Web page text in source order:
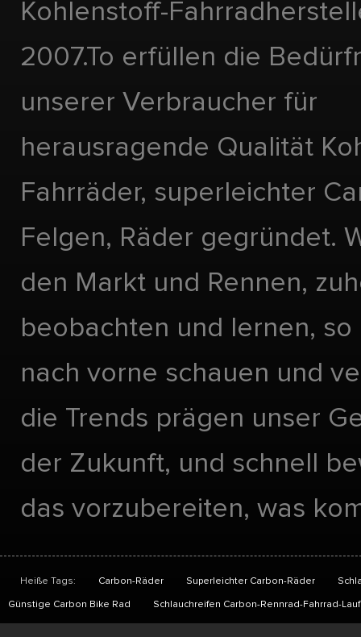
Kohlenstoff-
2007.To erfüllen die
unserer Verbraucher für
herausragende Qualität
Fahrräder, superleichter
Felgen, Räder gegründet.
den Markt und Rennen,
beobachten und lernen, so
nach vorne schauen und
die Trends prägen unser
der Zukunft, und schnell
das vorzubereiten, was
Heiße Tags: Carbon-Räder Superleichter Carbon-Räder
Günstige Carbon Bike Rad Schlauchreifen Carbon-Rennrad-Fahrrad-